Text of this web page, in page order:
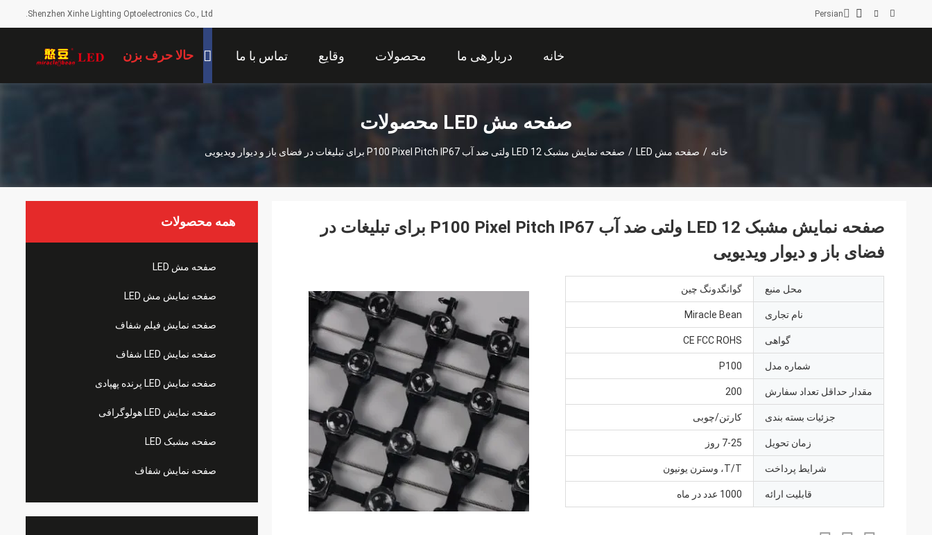
Shenzhen Xinhe Lighting Optoelectronics Co., Ltd. Persian
خانه دربارهی ما محصولات وقایع تماس با ما حالا حرف بزن
صفحه مش LED محصولات
خانه / صفحه مش LED / صفحه نمایش مشبک LED 12 ولتی ضد آب P100 Pixel Pitch IP67 برای تبلیغات در فضای باز و دیوار ویدیویی
همه محصولات
صفحه مش LED
صفحه نمایش مش LED
صفحه نمایش فیلم شفاف
صفحه نمایش LED شفاف
صفحه نمایش LED پرنده پهپادی
صفحه نمایش LED هولوگرافی
صفحه مشبک LED
صفحه نمایش شفاف
صفحه نمایش مشبک LED 12 ولتی ضد آب P100 Pixel Pitch IP67 برای تبلیغات در
فضای باز و دیوار ویدیویی
محل منبع گوانگدونگ چین
نام تجاری Miracle Bean
گواهی CE FCC ROHS
شماره مدل P100
مقدار حداقل تعداد سفارش 200
جزئیات بسته بندی کارتن/چوبی
زمان تحویل 7-25 روز
شرایط پرداخت T/T، وسترن یونیون
قابلیت ارائه 1000 عدد در ماه